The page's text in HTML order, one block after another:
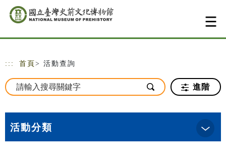
跳到主要內容
網站導覽
::: 首頁 > 活動查詢
進階
活動分類